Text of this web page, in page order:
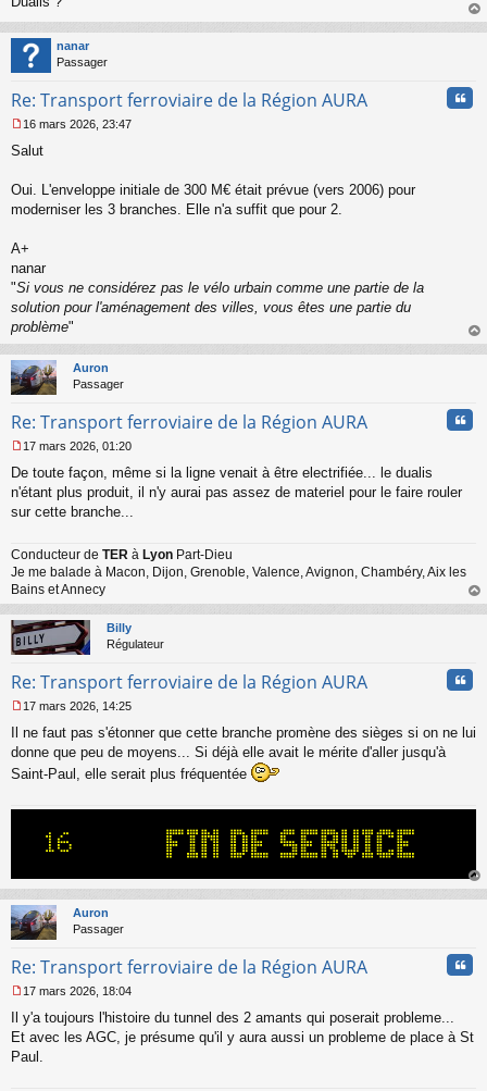
a
g
e
o
l
u
au
nanar
Passager
Re: Transport ferroviaire de la Région AURA
e
s
g
n
o
n
u
16 mars 2026, 23:47
Salut
Oui. L'enveloppe initiale de 300 M€ était prévue (vers 2006) pour
moderniser les 3 branches. Elle n'a suffit que pour 2.
A+
nanar
"Si vous ne considérez pas le vélo urbain comme une partie de la
solution pour l'aménagement des villes, vous êtes une partie du
problème"
au
Auron
Passager
Re: Transport ferroviaire de la Région AURA
e
s
s
e
n
o
n
l
u
17 mars 2026, 01:20
De toute façon, même si la ligne venait à être electrifiée... le dualis
n'étant plus produit, il n'y aurai pas assez de materiel pour le faire rouler
sur cette branche...
Conducteur de TER à Lyon Part-Dieu
Je me balade à Macon, Dijon, Grenoble, Valence, Avignon, Chambéry, Aix les
Bains et Annecy
au
Billy
Régulateur
Re: Transport ferroviaire de la Région AURA
e
s
s
a
l
u
17 mars 2026, 14:25
Il ne faut pas s'étonner que cette branche promène des sièges si on ne lui
donne que peu de moyens... Si déjà elle avait le mérite d'aller jusqu'à
Saint-Paul, elle serait plus fréquentée
au
Auron
Passager
Re: Transport ferroviaire de la Région AURA
e
s
s
17 mars 2026, 18:04
Il y'a toujours l'histoire du tunnel des 2 amants qui poserait probleme...
Et avec les AGC, je présume qu'il y aura aussi un probleme de place à St
Paul.